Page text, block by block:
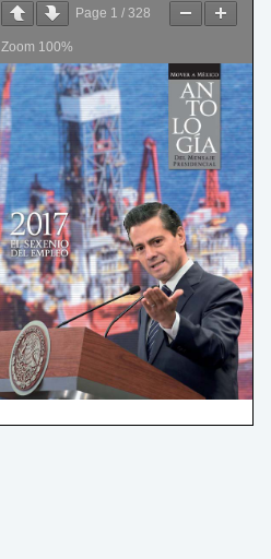
Page 1 / 328
Zoom 100%